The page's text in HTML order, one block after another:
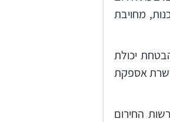
מחויבת
יכולת
אספקת
החירום